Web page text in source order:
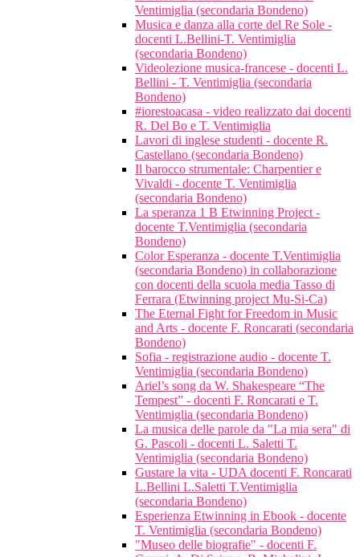
Ventimiglia (secondaria Bondeno)
Musica e danza alla corte del Re Sole -
docenti L.Bellini-T. Ventimiglia
(secondaria Bondeno)
Videolezione musica-francese - docenti L.
Bellini - T. Ventimiglia (secondaria
Bondeno)
#iorestoacasa - video realizzato dai docenti
R. Del Bo e T. Ventimiglia
Lavori di inglese studenti - docente R.
Castellano (secondaria Bondeno)
Il barocco strumentale: Charpentier e
Vivaldi - docente T. Ventimiglia
(secondaria Bondeno)
La speranza 1 B Etwinning Project -
docente T.Ventimiglia (secondaria
Bondeno)
Color Esperanza - docente T.Ventimiglia
(secondaria Bondeno) in collaborazione
con docenti della scuola media Tasso di
Ferrara (Etwinning project Mu-Si-Ca)
The Eternal Fight for Freedom in Music
and Arts - docente F. Roncarati (secondaria
Bondeno)
Sofia - registrazione audio - docente T.
Ventimiglia (secondaria Bondeno)
Ariel’s song da W. Shakespeare “The
Tempest” - docenti F. Roncarati e T.
Ventimiglia (secondaria Bondeno)
La musica delle parole da "La mia sera" di
G. Pascoli - docenti L. Saletti T.
Ventimiglia (secondaria Bondeno)
Gustare la vita - UDA docenti F. Roncarati
L.Bellini L.Saletti T.Ventimiglia
(secondaria Bondeno)
Esperienza Etwinning in Ebook - docente
T. Ventimiglia (secondaria Bondeno)
"Museo delle biografie" - docenti F.